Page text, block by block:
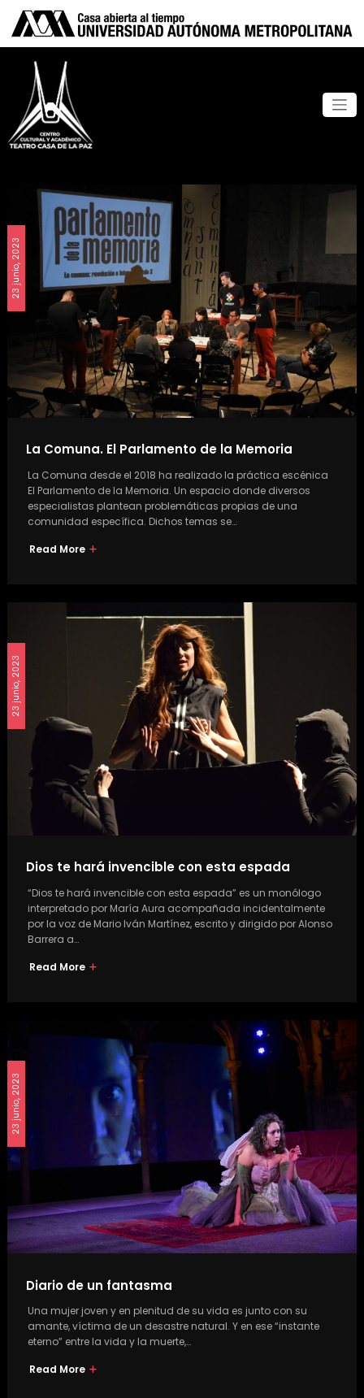
23 junio, 2023
La Comuna. El Parlamento de la Memoria
La Comuna desde el 2018 ha realizado la práctica escénica
El Parlamento de la Memoria. Un espacio donde diversos
especialistas plantean problemáticas propias de una
comunidad específica. Dichos temas se…
Read More
23 junio, 2023
Dios te hará invencible con esta espada
“Dios te hará invencible con esta espada” es un monólogo
interpretado por María Aura acompañada incidentalmente
por la voz de Mario Iván Martínez, escrito y dirigido por Alonso
Barrera a…
Read More
23 junio, 2023
Diario de un fantasma
Una mujer joven y en plenitud de su vida es junto con su
amante, víctima de un desastre natural. Y en ese “instante
eterno” entre la vida y la muerte,…
Read More